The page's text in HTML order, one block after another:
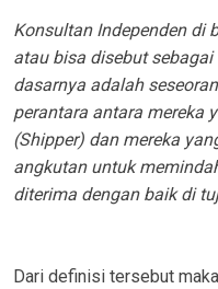
Konsultan Independen di
atau bisa disebut
dasarnya adalah
perantara antara mereka
(Shipper) dan mereka
angkutan untuk
diterima dengan baik di
Dari definisi tersebut